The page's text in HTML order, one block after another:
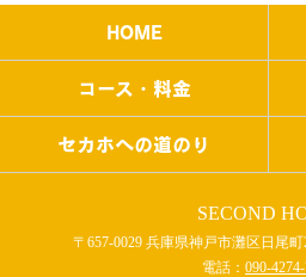
HOME
コース・料金
セカホへの道のり
SECOND
〒657-0029 兵庫県神戸市灘区日尾
電話： 090-4274-